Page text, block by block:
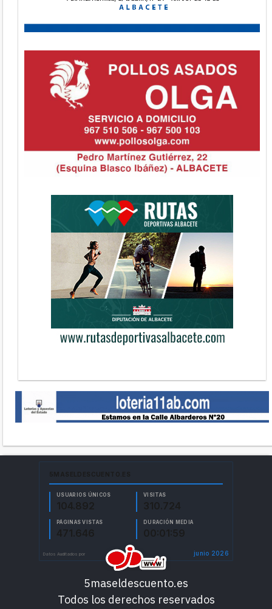
5maseldescuento.es
Todos los derechos reservados